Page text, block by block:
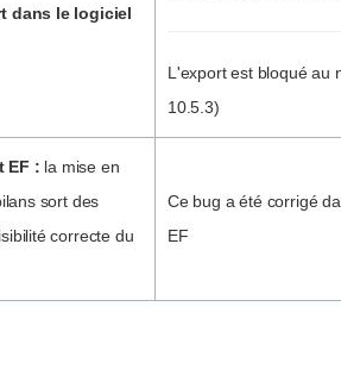
dans le logiciel
L'export est bloqué au
10.5.3)
EF : la mise en
sort des
correcte du
Ce bug a été corrigé
EF